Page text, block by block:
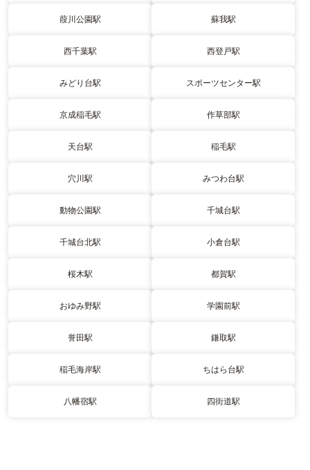
葭川公園駅 蘇我駅
西千葉駅 西登戸駅
みどり台駅 スポーツセンター駅
京成稲毛駅 作草部駅
天台駅 稲毛駅
穴川駅 みつわ台駅
動物公園駅 千城台駅
千城台北駅 小倉台駅
桜木駅 都賀駅
おゆみ野駅 学園前駅
誉田駅 鎌取駅
稲毛海岸駅 ちはら台駅
八幡宿駅 四街道駅